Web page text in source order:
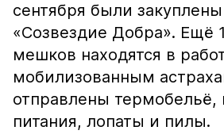
сентября были
«Созвездие Добра». Ещё
мешков находятся в
мобилизованным
отправлены термобельё,
питания, лопаты и пилы.